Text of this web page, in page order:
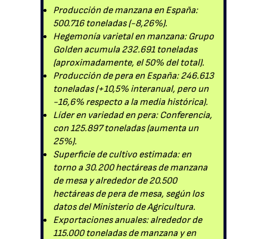
Producción de manzana en España:
500.716 toneladas (-8,26%).
Hegemonía varietal en manzana: Grupo
Golden acumula 232.691 toneladas
(aproximadamente, el 50% del total).
Producción de pera en España: 246.613
toneladas (+10,5% interanual, pero un
-16,6% respecto a la media histórica).
Líder en variedad en pera: Conferencia,
con 125.897 toneladas (aumenta un
25%).
Superficie de cultivo estimada: en
torno a 30.200 hectáreas de manzana
de mesa y alrededor de 20.500
hectáreas de pera de mesa, según los
datos del Ministerio de Agricultura.
Exportaciones anuales: alrededor de
115.000 toneladas de manzana y en